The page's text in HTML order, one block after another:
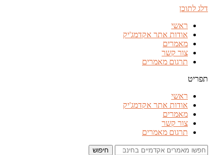
דלג לתוכן
ראשי
אודות אתר אקדמג'יק
מאמרים
צור קשר
תרגום מאמרים
תפריט
ראשי
אודות אתר אקדמג'יק
מאמרים
צור קשר
תרגום מאמרים
חיפוש